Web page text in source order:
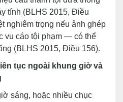
tính (BLHS 2015, Điều
nghiêm trọng nếu ảnh ghép
vu cáo tội phạm — có thể
(BLHS 2015, Điều 156).
tục ngoài khung giờ và
sáng, hoặc nhiều chục